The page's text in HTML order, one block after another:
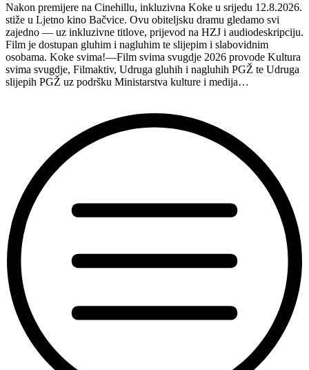
Hvaru”
Nakon premijere na Cinehillu, inkluzivna Koke u srijedu 12.8.2026.
stiže u Ljetno kino Bačvice. Ovu obiteljsku dramu gledamo svi
zajedno — uz inkluzivne titlove, prijevod na HZJ i audiodeskripciju.
Film je dostupan gluhim i nagluhim te slijepim i slabovidnim
osobama. Koke svima!—Film svima svugdje 2026 provode Kultura
svima svugdje, Filmaktiv, Udruga gluhih i nagluhih PGŽ te Udruga
slijepih PGŽ uz podršku Ministarstva kulture i medija…